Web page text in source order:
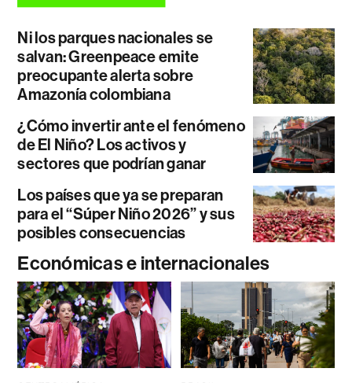
Ni los parques nacionales se
salvan: Greenpeace emite
preocupante alerta sobre
Amazonía colombiana
¿Cómo invertir ante el fenómeno
de El Niño? Los activos y
sectores que podrían ganar
Los países que ya se preparan
para el “Súper Niño 2026” y sus
posibles consecuencias
Económicas e internacionales